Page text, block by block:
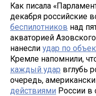
Как писала
декабря российские
беспилотников над
акваторией
нанесли удар по
Кремле напомнили,
каждый удар вглубь
очередь,
действиями России в